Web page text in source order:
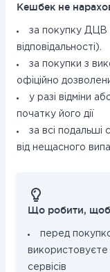
Кешбек не
за покупку ДЦВ
відповідальності).
за покупки з
офіційно
у разі відміни
початку його дії
за всі подальші
від нещасного
Що робити,
перед
сервісів